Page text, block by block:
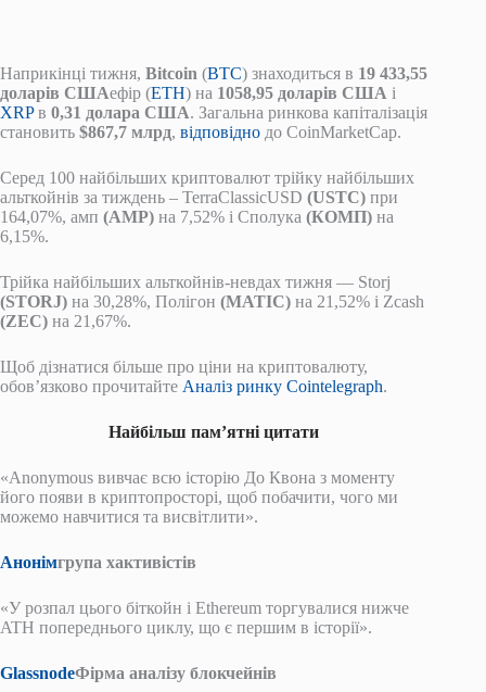
Наприкінці тижня, Bitcoin (BTC) знаходиться в 19 433,55
доларів СШАефір (ETH) на 1058,95 доларів США і
XRPв 0,31 долара США. Загальна ринкова капіталізація
становить $867,7 млрд, відповідно до CoinMarketCap.
Серед 100 найбільших криптовалют трійку найбільших
альткойнів за тиждень – TerraClassicUSD (USTC) при
164,07%, амп (AMP) на 7,52% і Сполука (КОМП) на
6,15%.
Трійка найбільших альткойнів-невдах тижня — Storj
(STORJ) на 30,28%, Полігон (MATIC) на 21,52% і Zcash
(ZEC) на 21,67%.
Щоб дізнатися більше про ціни на криптовалюту,
обов’язково прочитайте Аналіз ринку Cointelegraph.
Найбільш пам’ятні цитати
«Anonymous вивчає всю історію До Квона з моменту
його появи в криптопросторі, щоб побачити, чого ми
можемо навчитися та висвітлити».
Анонімгрупа хактивістів
«У розпал цього біткойн і Ethereum торгувалися нижче
ATH попереднього циклу, що є першим в історії».
GlassnodeФірма аналізу блокчейнів